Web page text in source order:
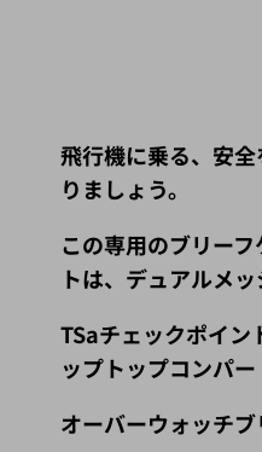
飛行機に乗る、安
りましょう。
この専用のブリー
トは、デュアルメ
TSaチェックポイン
ップトップコンパ
オーバーウォッチ